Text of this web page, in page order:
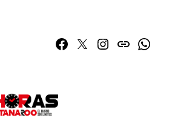
Facebook
TwitterInstagram
issuuWhatsapp